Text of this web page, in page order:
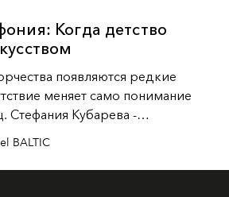
Когда детство
появляются редкие
меняет само понимание
Стефания Кубарева -
украшает обложки
изданийFILLINI January
BALTIC